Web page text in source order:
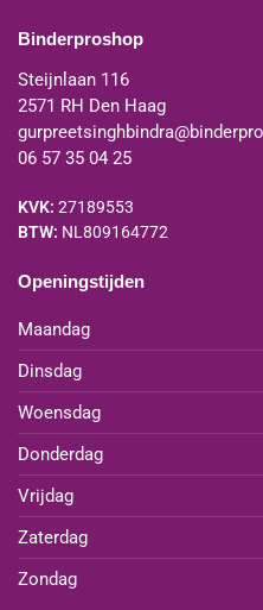
Binderproshop
Steijnlaan 116
2571 RH Den Haag
06 57 35 04 25
KVK: 27189553
BTW: NL809164772
Openingstijden
Maandag
Dinsdag
Woensdag
Donderdag
Vrijdag
Zaterdag
Zondag